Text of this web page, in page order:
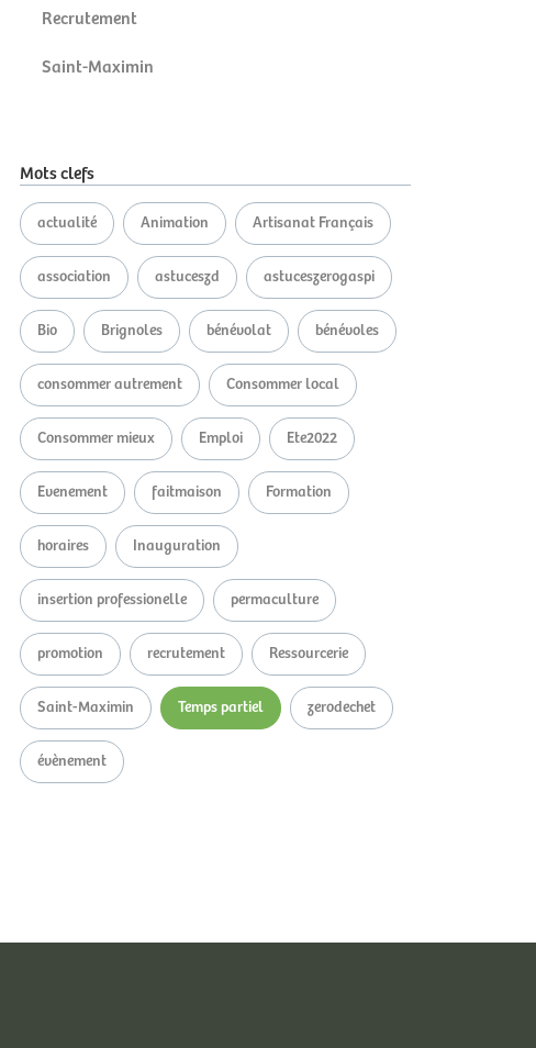
Recrutement
Saint-Maximin
Mots clefs
actualité Animation Artisanat Français
association astuceszd astuceszerogaspi
Bio Brignoles bénévolat bénévoles
consommer autrement Consommer local
Consommer mieux Emploi Ete2022
Evenement faitmaison Formation
horaires Inauguration
insertion professionelle permaculture
promotion recrutement Ressourcerie
Saint-Maximin Temps partiel zerodechet
évènement